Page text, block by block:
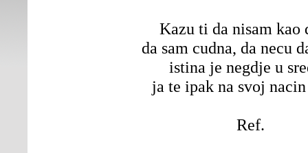
Kazu ti da nisam kao
da sam cudna, da necu
istina je negdje u
ja te ipak na svoj
Ref.